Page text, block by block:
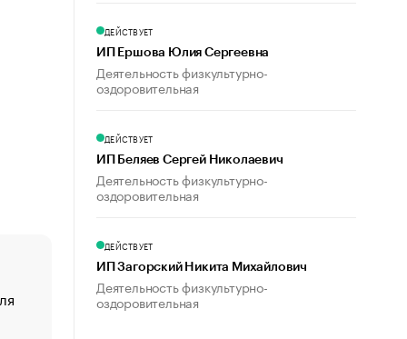
«От спорта тело стареет иначе». Как живет глава
создавшей GTA
ДЕЙСТВУЕТ
ИП Ершова Юлия Сергеевна
Деятельность физкультурно-
оздоровительная
ДЕЙСТВУЕТ
ИП Беляев Сергей Николаевич
Деятельность физкультурно-
оздоровительная
ДЕЙСТВУЕТ
ИП Загорский Никита Михайлович
Деятельность физкультурно-
оздоровительная